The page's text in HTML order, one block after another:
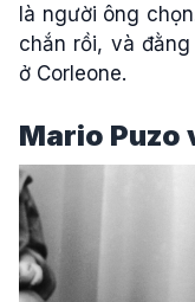
là người ông
chắn rồi, và
ở Corleone.
Mario Puzo